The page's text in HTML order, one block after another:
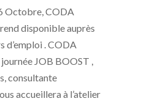
Octobre, CODA
disponible auprès
d’emploi . CODA
JOB BOOST ,
consultante
accueillera à l’atelier